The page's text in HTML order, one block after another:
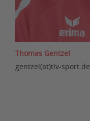
Thomas Gentzel
gentzel(at)tlv-sport.de